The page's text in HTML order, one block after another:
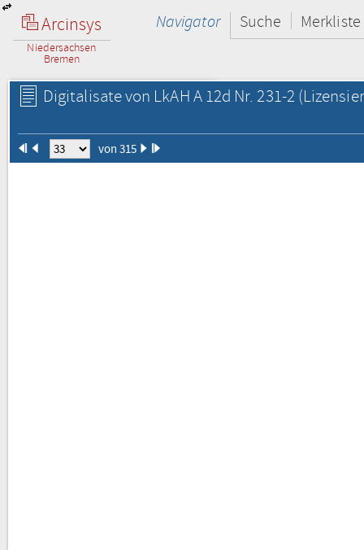
Arcinsys
Niedersachsen
Bremen
Navigator Suche Merkliste
Digitalisate von LkAH A 12d Nr. 231-2
von 315